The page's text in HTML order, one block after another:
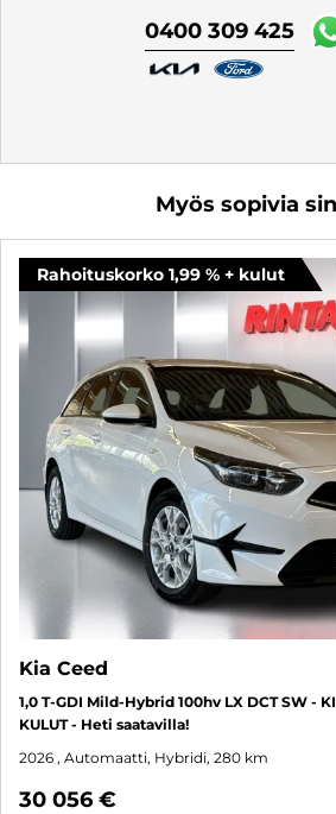
0400 309 425
Myös sopivia
Rahoituskorko 1,99 % + kulut
Kia Ceed
1,0 T-GDI Mild-Hybrid 100hv LX DCT SW -
KULUT - Heti saatavilla!
2026 , Automaatti, Hybridi, 280 km
30 056 €